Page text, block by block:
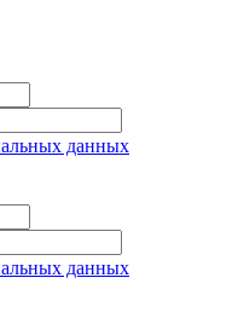
данных
данных